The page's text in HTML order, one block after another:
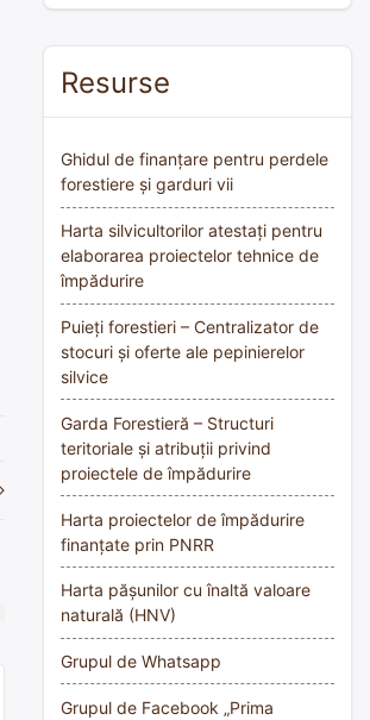
Resurse
Ghidul de finanțare pentru perdele
forestiere și garduri vii
Harta silvicultorilor atestați pentru
elaborarea proiectelor tehnice de
împădurire
Puieți forestieri – Centralizator de
stocuri și oferte ale pepinierelor
silvice
Garda Forestieră – Structuri
teritoriale și atribuții privind
proiectele de împădurire
Harta proiectelor de împădurire
finanțate prin PNRR
Harta pășunilor cu înaltă valoare
naturală (HNV)
Grupul de Whatsapp
Grupul de Facebook „Prima